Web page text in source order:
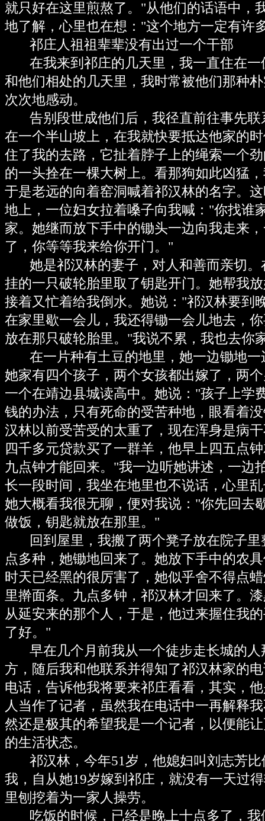
就只好在这里煎熬了。"从他们的话语中，
地了解，心里也在想："这个地方一定有许
祁庄人祖祖辈辈没有出过一个干部
在我来到祁庄的几天里，我一直住在一
和他们相处的几天里，我时常被他们那种
次次地感动。
告别段世成他们后，我径直前往事先联
在一个半山坡上，在我就快要抵达他家的
住了我的去路，它扯着脖子上的绳索一个
的一头拴在一棵大树上。看那狗如此凶猛
于是老远的向着窑洞喊着祁汉林的名字。
地上，一位妇女拉着嗓子向我喊："你找谁
家。她继而放下手中的锄头一边向我走来
了，你等等我来给你开门。"
她是祁汉林的妻子，对人和善而亲切。
挂的一只破轮胎里取了钥匙开门。她帮我
接着又忙着给我倒水。她说："祁汉林要到
在家里歇一会儿，我还得锄一会儿地去，
放在那只破轮胎里。"我说不累，我也去你
在一片种有土豆的地里，她一边锄地一
她家有四个孩子，两个女孩都出嫁了，两
一个在靖边县城读高中。她说："孩子上学
钱的办法，只有死命的受苦种地，眼看着
汉林以前受苦受的太重了，现在浑身是病
四千多元贷款买了一群羊，他早上四五点
九点钟才能回来。"我一边听她讲述，一边
长一段时间，我坐在地里也不说话，心里
她大概看我很无聊，便对我说："你先回去
做饭，钥匙就放在那里。"
回到屋里，我搬了两个凳子放在院子里
点多种，她锄地回来了。她放下手中的农
时天已经黑的很厉害了，她似乎舍不得点
里擀面条。九点多钟，祁汉林才回来了。
从延安来的那个人，于是，他过来握住我
了好。"
早在几个月前我从一个徒步走长城的人
方，随后我和他联系并得知了祁汉林家的
电话，告诉他我将要来祁庄看看，其实，
人当作了记者，虽然我在电话中一再解释
然还是极其的希望我是一个记者，以便能
的生活状态。
祁汉林，今年51岁，他媳妇叫刘志芳比
我，自从她19岁嫁到祁庄，就没有一天过
里刨挖着为一家人操劳。
吃饭的时候，已经是晚上十点多了，我